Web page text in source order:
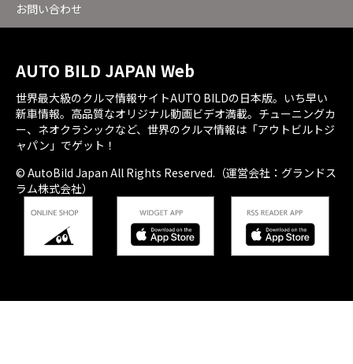
お問い合わせ
AUTO BILD JAPAN Web
世界最大級のクルマ情報サイトAUTO BILDの日本版。いち早い
新車情報。高品質なオリジナル動画ビデオ満載。チューニングカ
ー、ネオクラシックなど、世界のクルマ情報は「アウトビルトジ
ャパン」でゲット！
© AutoBild Japan All Rights Reserved.（運営会社：グランドス
ラム株式会社）